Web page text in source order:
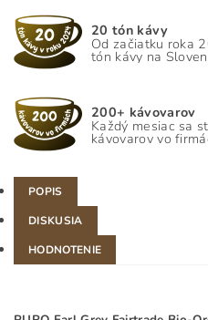
20 tón kávy
Od začiatku roka
tón kávy na
200+ kávovarov
Každý mesiac sa
kávovarov vo
POPIS
DISKUSIA
HODNOTENIE